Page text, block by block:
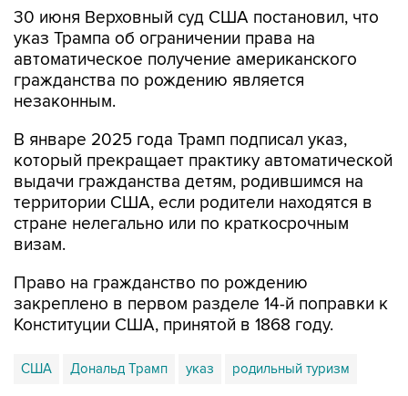
автоматическое получение американского
гражданства по рождению является
незаконным.
В январе 2025 года Трамп подписал указ,
выдачи гражданства детям, родившимся на
территории США, если родители находятся в
стране нелегально или по краткосрочным
визам.
Право на гражданство по рождению
Конституции США, принятой в 1868 году.
США Дональд Трамп указ родильный туризм